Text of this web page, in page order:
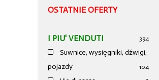
OSTATNIE OFERTY
I PIU' VENDUTI 394
Suwnice, wysięgniki, dźwigi,
pojazdy
104